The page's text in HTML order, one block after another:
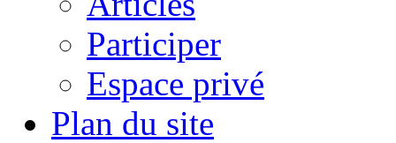
Participer
Espace privé
Plan du site